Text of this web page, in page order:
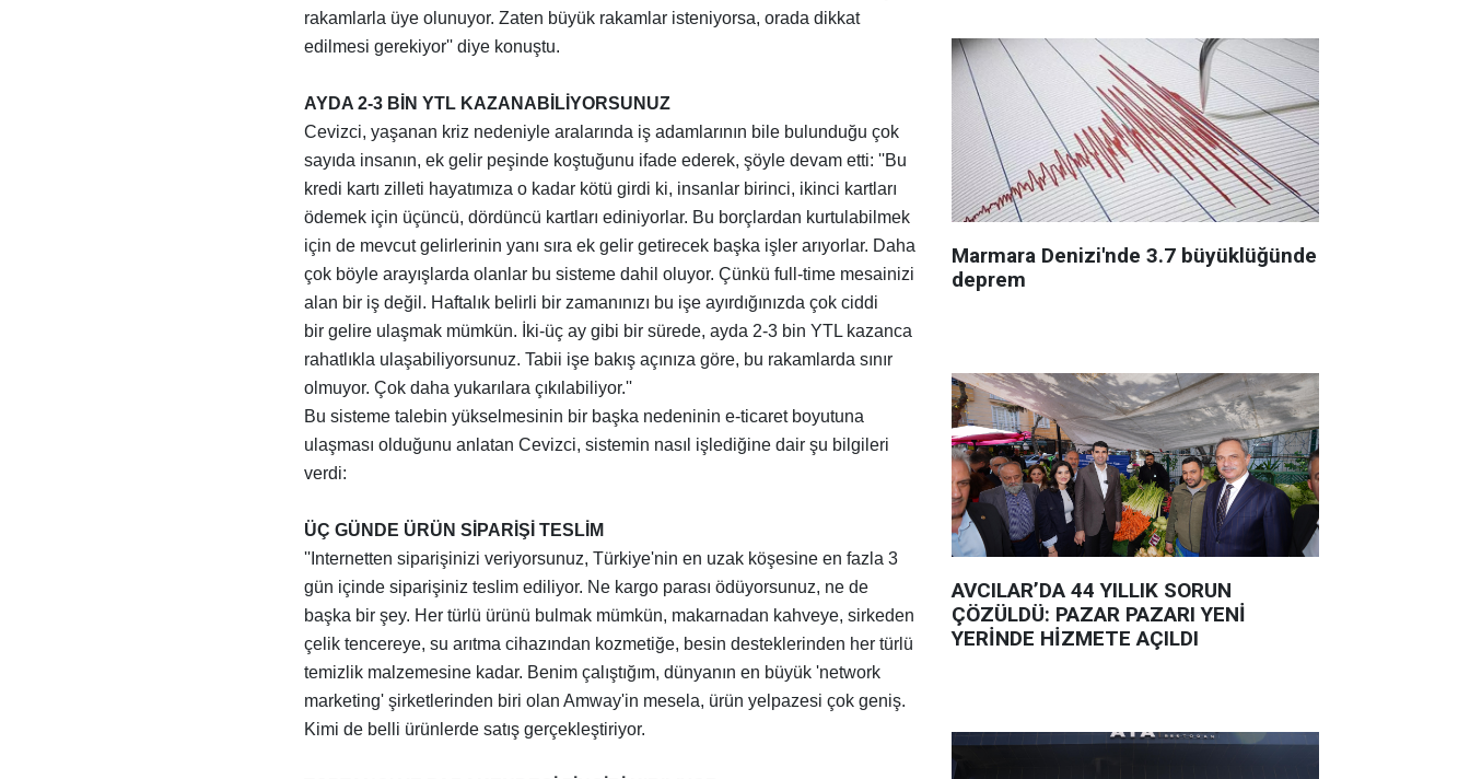
rakamlarla üye olunuyor. Zaten büyük rakamlar isteniyorsa, orada dikkat
edilmesi gerekiyor'' diye konuştu.
AYDA 2-3 BİN YTL KAZANABİLİYORSUNUZ
Cevizci, yaşanan kriz nedeniyle aralarında iş adamlarının bile bulunduğu çok
sayıda insanın, ek gelir peşinde koştuğunu ifade ederek, şöyle devam etti: ''Bu
kredi kartı zilleti hayatımıza o kadar kötü girdi ki, insanlar birinci, ikinci kartları
ödemek için üçüncü, dördüncü kartları ediniyorlar. Bu borçlardan kurtulabilmek
için de mevcut gelirlerinin yanı sıra ek gelir getirecek başka işler arıyorlar. Daha
çok böyle arayışlarda olanlar bu sisteme dahil oluyor. Çünkü full-time mesainizi
alan bir iş değil. Haftalık belirli bir zamanınızı bu işe ayırdığınızda çok ciddi
bir gelire ulaşmak mümkün. İki-üç ay gibi bir sürede, ayda 2-3 bin YTL kazanca
rahatlıkla ulaşabiliyorsunuz. Tabii işe bakış açınıza göre, bu rakamlarda sınır
olmuyor. Çok daha yukarılara çıkılabiliyor.''
Bu sisteme talebin yükselmesinin bir başka nedeninin e-ticaret boyutuna
ulaşması olduğunu anlatan Cevizci, sistemin nasıl işlediğine dair şu bilgileri
verdi:
ÜÇ GÜNDE ÜRÜN SİPARİŞİ TESLİM
''Internetten siparişinizi veriyorsunuz, Türkiye'nin en uzak köşesine en fazla 3
gün içinde siparişiniz teslim ediliyor. Ne kargo parası ödüyorsunuz, ne de
başka bir şey. Her türlü ürünü bulmak mümkün, makarnadan kahveye, sirkeden
çelik tencereye, su arıtma cihazından kozmetiğe, besin desteklerinden her türlü
temizlik malzemesine kadar. Benim çalıştığım, dünyanın en büyük 'network
marketing' şirketlerinden biri olan Amway'in mesela, ürün yelpazesi çok geniş.
Kimi de belli ürünlerde satış gerçekleştiriyor.
Marmara Denizi'nde 3.7 büyüklüğünde
deprem
AVCILAR’DA 44 YILLIK SORUN
ÇÖZÜLDÜ: PAZAR PAZARI YENİ
YERİNDE HİZMETE AÇILDI